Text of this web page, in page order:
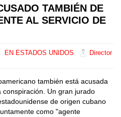
TAMBIÉN DE
AL SERVICIO DE
EN ESTADOS UNIDOS
Director
también está acusada
Un gran jurado
de origen cubano
como "agente